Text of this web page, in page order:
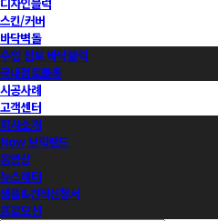
디자인블럭
스킨/커버
바닥벽돌
수입 점토 바닥블럭
국내점토블록
시공사례
고객센터
회사소개
Now 브릭랜드
동영상
뉴스레터
샘플&견적신청서
프로모션